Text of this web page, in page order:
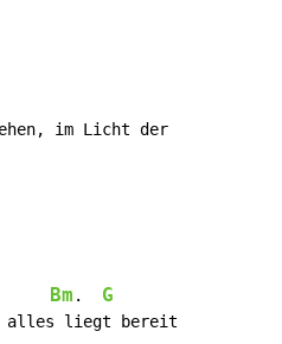
im Licht der
Bm . G
alles liegt bereit